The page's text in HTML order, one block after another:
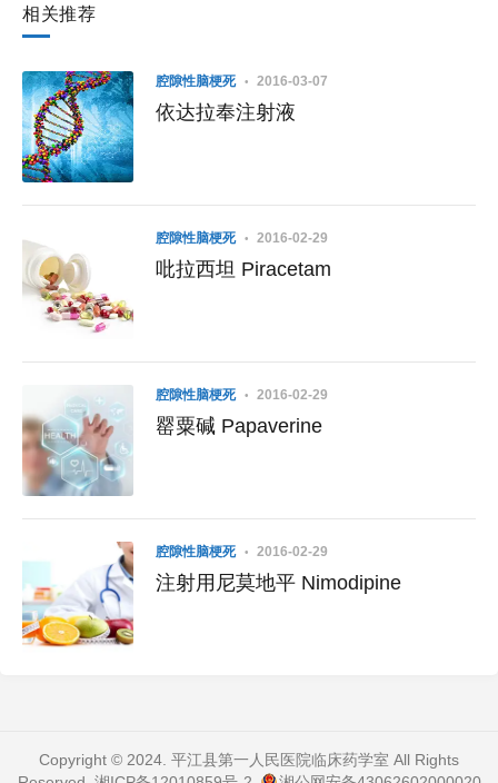
相关推荐
腔隙性脑梗死 2016-03-07
依达拉奉注射液
腔隙性脑梗死 2016-02-29
吡拉西坦 Piracetam
腔隙性脑梗死 2016-02-29
罂粟碱 Papaverine
腔隙性脑梗死 2016-02-29
注射用尼莫地平 Nimodipine
Copyright © 2024. 平江县第一人民医院临床药学室 All Rights